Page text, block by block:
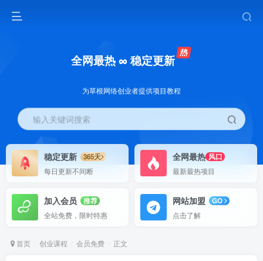
全网最热 ∞ 稳定更新
为草根网络创业者提供项目教程
输入关键词搜索
稳定更新
365天
每日更新不间断
全网最热 风口
最新最热项目
加入会员
推荐
全站免费，限时特惠
网站加盟
GO
点击了解
首页 创业课程 会员免费 正文